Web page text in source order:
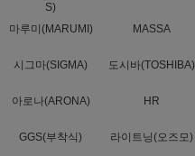
S)
마루미(MARUMI) MASSA
시그마(SIGMA)
도시바(TOSHIBA)
아로나(ARONA) HR
GGS(부착식) 라이트닝(오즈모)